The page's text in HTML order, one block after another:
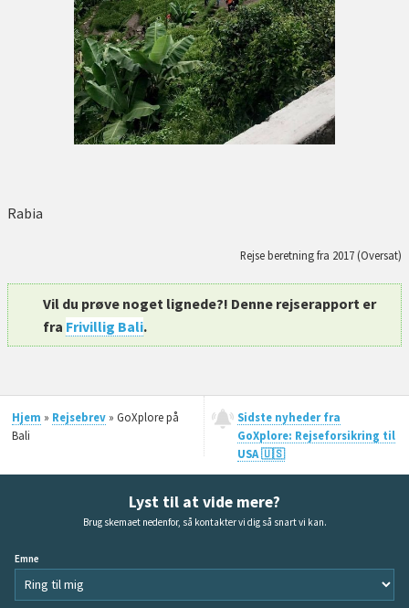
Rabia
Rejse beretning fra 2017 (Oversat)
Vil du prøve noget lignede?! Denne rejserapport er
fra Frivillig Bali.
Hjem » Rejsebrev» GoXplore på
Bali
Sidste nyheder fra
GoXplore: Rejseforsikring til
USA 🇺🇸
Lyst til at vide mere?
Brug skemaet nedenfor, så kontakter vi dig så snart vi kan.
Emne